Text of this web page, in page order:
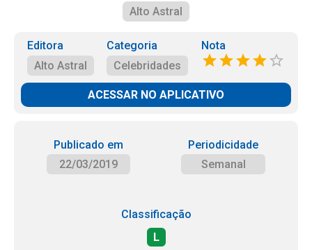
Alto Astral
Editora
Alto Astral
Categoria
Celebridades
Nota
ACESSAR NO APLICATIVO
Publicado em
22/03/2019
Periodicidade
Semanal
Classificação
L